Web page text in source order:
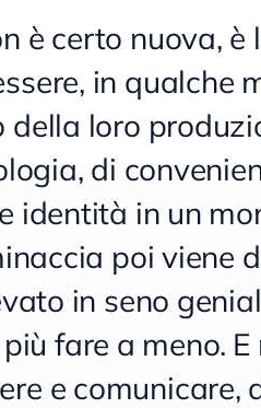
è certo nuova,
in qualche
loro
di
in un
poi viene
in seno
fare a meno.
e comunicare,